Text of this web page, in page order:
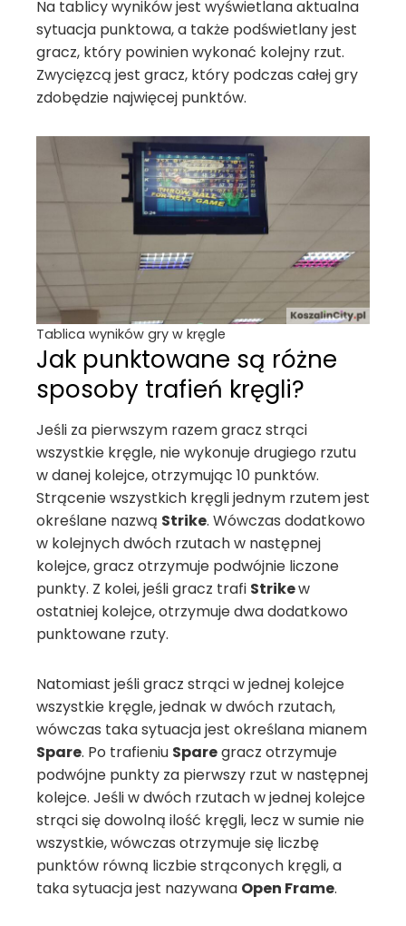
Na tablicy wyników jest wyświetlana aktualna
sytuacja punktowa, a także podświetlany jest
gracz, który powinien wykonać kolejny rzut.
Zwycięzcą jest gracz, który podczas całej gry
zdobędzie najwięcej punktów.
Tablica wyników gry w kręgle
Jak punktowane są różne
sposoby trafień kręgli?
Jeśli za pierwszym razem gracz strąci
wszystkie kręgle, nie wykonuje drugiego rzutu
w danej kolejce, otrzymując 10 punktów.
Strącenie wszystkich kręgli jednym rzutem jest
określane nazwą Strike. Wówczas dodatkowo
w kolejnych dwóch rzutach w następnej
kolejce, gracz otrzymuje podwójnie liczone
punkty. Z kolei, jeśli gracz trafi Strikew
ostatniej kolejce, otrzymuje dwa dodatkowo
punktowane rzuty.
Natomiast jeśli gracz strąci w jednej kolejce
wszystkie kręgle, jednak w dwóch rzutach,
wówczas taka sytuacja jest określana mianem
Spare. Po trafieniu Sparegracz otrzymuje
podwójne punkty za pierwszy rzut w następnej
kolejce. Jeśli w dwóch rzutach w jednej kolejce
strąci się dowolną ilość kręgli, lecz w sumie nie
wszystkie, wówczas otrzymuje się liczbę
punktów równą liczbie strąconych kręgli, a
taka sytuacja jest nazywana Open Frame.